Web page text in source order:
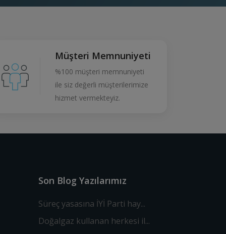
Müşteri Memnuniyeti
%100 müşteri memnuniyeti
ile siz değerli müşterilerimize
hizmet vermekteyiz.
Son Blog Yazılarımız
Süreç yasasına İYİ Parti hay...
Doğalgaz kullanan herkesi il...